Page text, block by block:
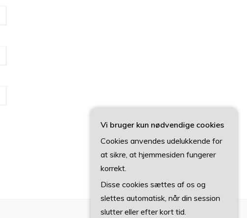
Vi bruger kun nødvendige cookies
Cookies anvendes udelukkende for
at sikre, at hjemmesiden fungerer
korrekt.
Disse cookies sættes af os og
slettes automatisk, når din session
slutter eller efter kort tid.